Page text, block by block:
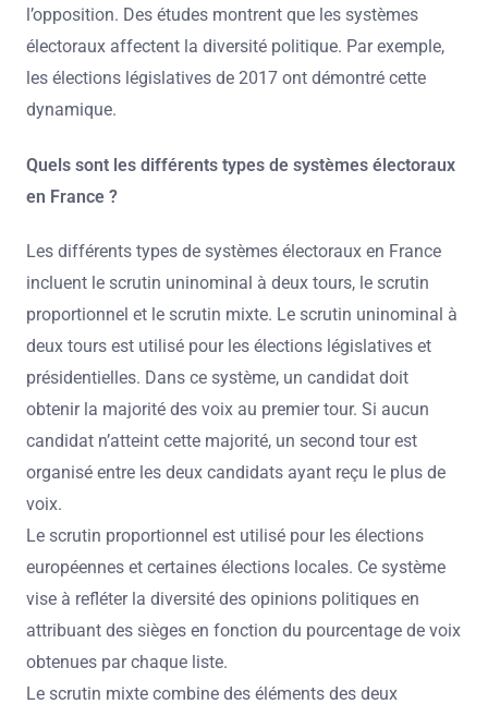
l’opposition. Des études montrent que les systèmes
électoraux affectent la diversité politique. Par exemple,
les élections législatives de 2017 ont démontré cette
dynamique.
Quels sont les différents types de systèmes électoraux
en France ?
Les différents types de systèmes électoraux en France
incluent le scrutin uninominal à deux tours, le scrutin
proportionnel et le scrutin mixte. Le scrutin uninominal à
deux tours est utilisé pour les élections législatives et
présidentielles. Dans ce système, un candidat doit
obtenir la majorité des voix au premier tour. Si aucun
candidat n’atteint cette majorité, un second tour est
organisé entre les deux candidats ayant reçu le plus de
voix.
Le scrutin proportionnel est utilisé pour les élections
européennes et certaines élections locales. Ce système
vise à refléter la diversité des opinions politiques en
attribuant des sièges en fonction du pourcentage de voix
obtenues par chaque liste.
Le scrutin mixte combine des éléments des deux